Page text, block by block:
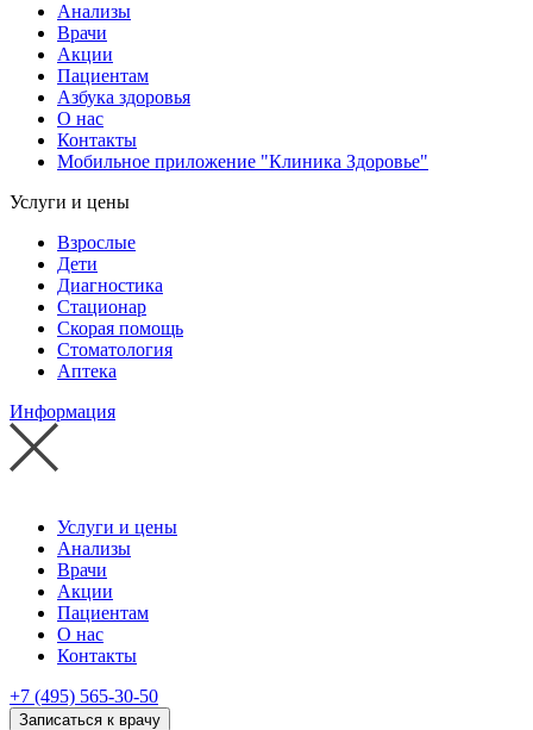
Анализы
Врачи
Акции
Пациентам
Азбука здоровья
О нас
Контакты
Мобильное приложение "Клиника Здоровье"
Услуги и цены
Взрослые
Дети
Диагностика
Стационар
Скорая помощь
Стоматология
Аптека
Информация
Услуги и цены
Анализы
Врачи
Акции
Пациентам
О нас
Контакты
+7 (495) 565-30-50
Записаться к врачу